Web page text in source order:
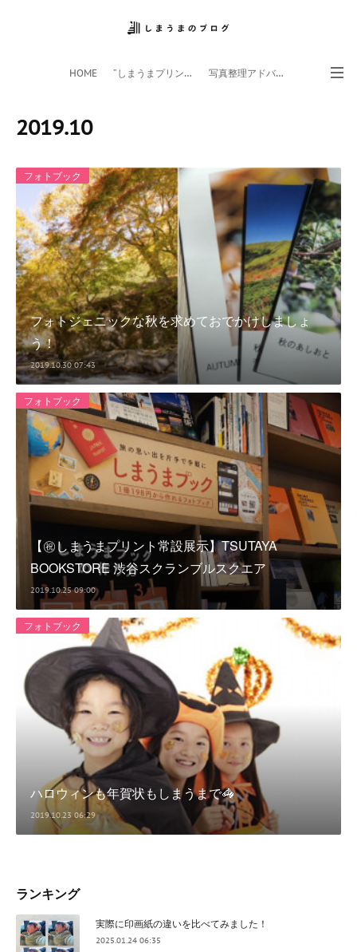
HOME ”しまうまプリント”サイト 写真整理アドバイザー
2019.10
フォトブック
フォトジェニックな秋を求めておでかけしましょ
う！
2019.10.30 07:43
フォトブック
【㊗しまうまプリント常設展示】TSUTAYA
BOOKSTORE 渋谷スクランブルスクエア
2019.10.25 09:00
フォトブック
ハロウィンも年賀状もしまうまで🦓
2019.10.23 06:29
ランキング
実際に印画紙の違いを比べてみました！
2025.01.24 06:35